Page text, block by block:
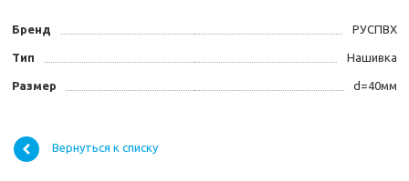
Бренд РУСПВХ
Тип Нашивка
Размер d=40мм
Вернуться к списку